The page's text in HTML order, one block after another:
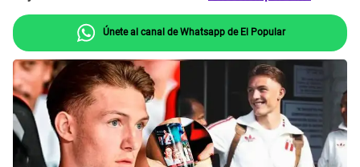
Únete al canal de Whatsapp de El Popular